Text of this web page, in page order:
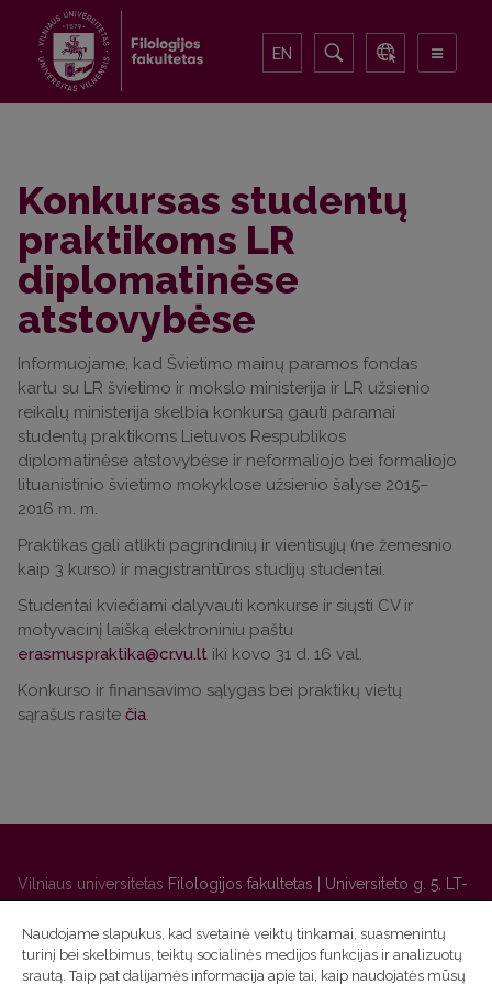
EN
Konkursas studentų
praktikoms LR
diplomatinėse
atstovybėse
Informuojame, kad Švietimo mainų paramos fondas
kartu su LR švietimo ir mokslo ministerija ir LR užsienio
reikalų ministerija skelbia konkursą gauti paramai
studentų praktikoms Lietuvos Respublikos
diplomatinėse atstovybėse ir neformaliojo bei formaliojo
lituanistinio švietimo mokyklose užsienio šalyse 2015–
2016 m. m.
Praktikas gali atlikti pagrindinių ir vientisųjų (ne žemesnio
kaip 3 kurso) ir magistrantūros studijų studentai.
Studentai kviečiami dalyvauti konkurse ir siųsti CV ir
motyvacinį laišką elektroniniu paštu
erasmuspraktika@cr.vu.lt iki kovo 31 d. 16 val.
Konkurso ir finansavimo sąlygas bei praktikų vietų
sąrašus rasite čia.
Vilniaus universitetas Filologijos fakultetas | Universiteto g. 5, LT-
01131 Vilnius
Studijų skyriaus(studijų ir tvarkaraščio klausimai) tel. (0 5) 268
7208 | El. paštasstudijos@flf.vu.lt
Naudojame slapukus, kad svetainė veiktų tinkamai, suasmenintų
turinį bei skelbimus, teiktų socialinės medijos funkcijas ir analizuotų
srautą. Taip pat dalijamės informacija apie tai, kaip naudojatės mūsų